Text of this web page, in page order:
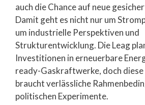
auch die Chance auf neue
Damit geht es nicht nur um
um industrielle Perspektiven und
Strukturentwicklung. Die Leag
Investitionen in erneuerbare
ready-Gaskraftwerke, doch
braucht verlässliche
politischen Experimente.